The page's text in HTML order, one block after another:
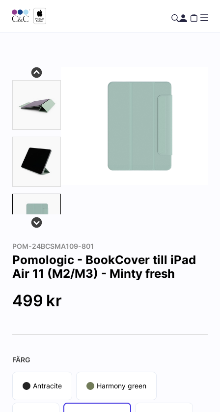
POM-24BCSMA109-801
Pomologic - BookCover till iPad
Air 11 (M2/M3) - Minty fresh
499 kr
FÄRG
Antracite Harmony green